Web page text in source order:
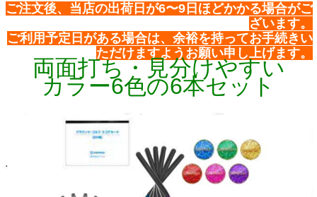
ご注文後、当店の出荷日が6〜9日ほどかかる場合がご
ざいます。
ご利用予定日がある場合は、余裕を持ってお手続きい
ただけますようお願い申し上げます。
両面打ち・見分けやすい
カラー6色の6本セット